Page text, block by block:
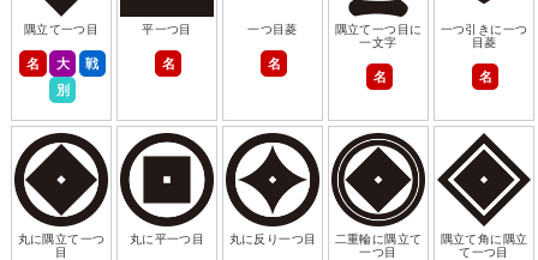
隅立て一つ目
名 大
戦
別
平一つ目
名
一つ目菱
名
隅立て一つ目に
一文字
名
一つ引きに一つ
目菱
名
丸に隅立て一つ
目
丸に平一つ目 丸に反り一つ目
二重輪に隅立て
一つ目
隅立て角に隅立
て一つ目